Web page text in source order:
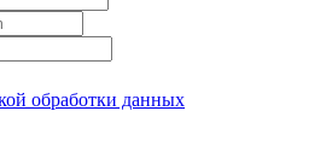
обработки данных